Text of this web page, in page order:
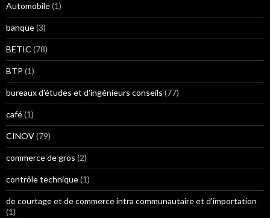
Automobile(1)
banque(3)
BETIC (78)
BTP (1)
bureaux d'études et d'ingénieurs conseils (77)
café(1)
CINOV(79)
commerce de gros (2)
contrôle technique(1)
de courtage et de commerce intra communautaire et d'importation
(1)